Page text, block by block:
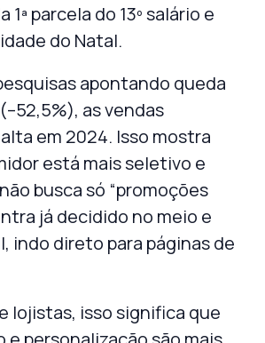
1ª parcela do 13º salário e
do Natal.
apontando queda
as vendas
em 2024. Isso mostra
está mais seletivo e
busca só “promoções
já decidido no meio e
, indo direto para páginas de
lojistas, isso significa que